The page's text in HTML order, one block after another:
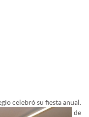
celebró su fiesta anual.
Solemne Juramento de